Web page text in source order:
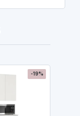
-19%